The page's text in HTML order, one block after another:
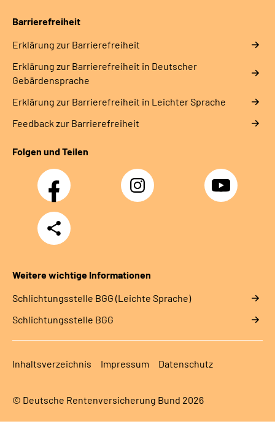
Barrierefreiheit
Erklärung zur Barrierefreiheit
Erklärung zur Barrierefreiheit in Deutscher
Gebärdensprache
Erklärung zur Barrierefreiheit in Leichter Sprache
Feedback zur Barrierefreiheit
Folgen und Teilen
Facebook Instagram YouTube
Teilen
Weitere wichtige Informationen
Schlich­tungs­stel­le BGG (Leichte Sprache)
Schlich­tungs­stel­le BGG
Inhaltsverzeichnis Impressum Datenschutz
© Deutsche Rentenversicherung Bund 2026